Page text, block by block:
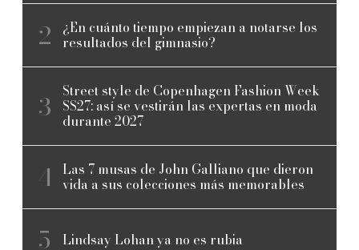
¿En cuánto tiempo empiezan a notarse los
resultados del gimnasio?
Street style de Copenhagen Fashion Week
SS27: así se vestirán las expertas en moda
durante 2027
Las 7 musas de John Galliano que dieron
vida a sus colecciones más memorables
Lindsay Lohan ya no es rubia